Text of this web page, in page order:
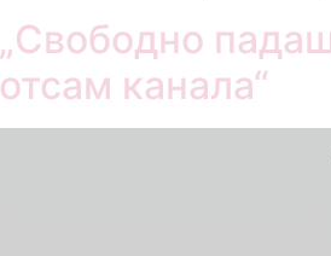
„Свободно
отсам канала“